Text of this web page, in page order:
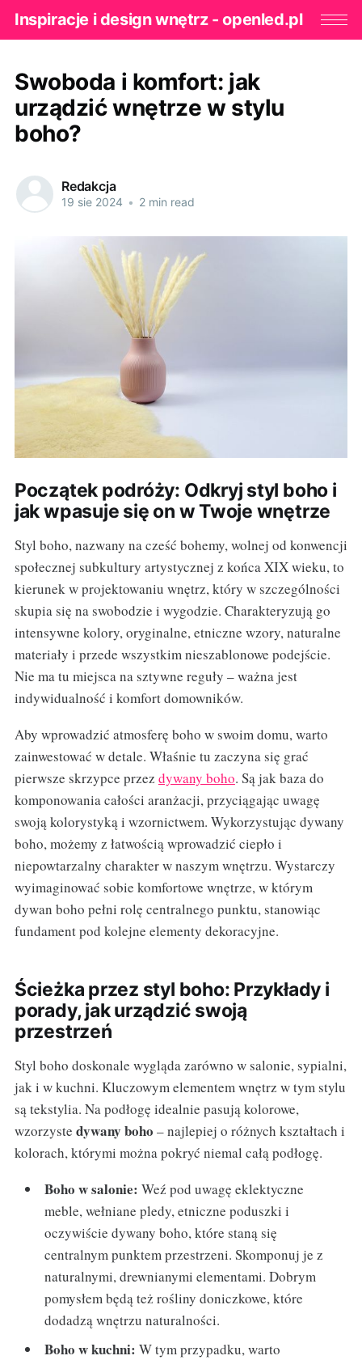
Inspiracje i design wnętrz - openled.pl
Swoboda i komfort: jak
urządzić wnętrze w stylu
boho?
Redakcja
19 sie 2024 • 2 min read
Początek podróży: Odkryj styl boho i
jak wpasuje się on w Twoje wnętrze
Styl boho, nazwany na cześć bohemy, wolnej od konwencji
społecznej subkultury artystycznej z końca XIX wieku, to
kierunek w projektowaniu wnętrz, który w szczególności
skupia się na swobodzie i wygodzie. Charakteryzują go
intensywne kolory, oryginalne, etniczne wzory, naturalne
materiały i przede wszystkim nieszablonowe podejście.
Nie ma tu miejsca na sztywne reguły – ważna jest
indywidualność i komfort domowników.
Aby wprowadzić atmosferę boho w swoim domu, warto
zainwestować w detale. Właśnie tu zaczyna się grać
pierwsze skrzypce przez dywany boho. Są jak baza do
komponowania całości aranżacji, przyciągając uwagę
swoją kolorystyką i wzornictwem. Wykorzystując dywany
boho, możemy z łatwością wprowadzić ciepło i
niepowtarzalny charakter w naszym wnętrzu. Wystarczy
wyimaginować sobie komfortowe wnętrze, w którym
dywan boho pełni rolę centralnego punktu, stanowiąc
fundament pod kolejne elementy dekoracyjne.
Ścieżka przez styl boho: Przykłady i
porady, jak urządzić swoją
przestrzeń
Styl boho doskonale wygląda zarówno w salonie, sypialni,
jak i w kuchni. Kluczowym elementem wnętrz w tym stylu
są tekstylia. Na podłogę idealnie pasują kolorowe,
wzorzyste dywany boho – najlepiej o różnych kształtach i
kolorach, którymi można pokryć niemal całą podłogę.
Boho w salonie: Weź pod uwagę eklektyczne
meble, wełniane pledy, etniczne poduszki i
oczywiście dywany boho, które staną się
centralnym punktem przestrzeni. Skomponuj je z
naturalnymi, drewnianymi elementami. Dobrym
pomysłem będą też rośliny doniczkowe, które
dodadzą wnętrzu naturalności.
Boho w kuchni: W tym przypadku, warto